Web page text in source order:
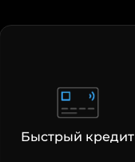
Быстрый кредит